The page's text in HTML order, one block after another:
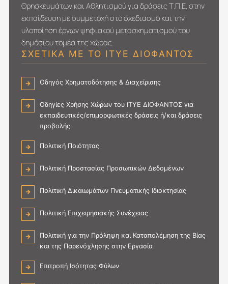
Θρησκευμάτων και Αθλητισμού για δράσεις Τ.Π.Ε. στην
εκπαίδευση με συμμετοχή στο σχεδιασμό και την
υλοποίηση έργων ψηφιακού μετασχηματι­σμού του
δημόσιου τομέα της χώρας.
ΣΧΕΤΙΚΑ ΜΕ ΤΟ ΙΤΥΕ ΔΙΟΦΑΝΤΟΣ
Οδηγός Χρηματοδότησης & Διαχείρισης
Οδηγίες Χρήσης Χώρων του ΙΤΥΕ ΔΙΟΦΑΝΤΟΣ για
εκπαιδευτικές/επιμορφωτικές δράσεις ή/και δράσεις
προβολής
Πολιτική Ποιότητας
Πολιτική Προστασίας Προσωπικών Δεδομένων
Πολιτική Δικαιωμάτων Πνευματικής Ιδιοκτησίας
Πολιτική Επιχειρησιακής Συνέχειας
Πολιτική για την Πρόληψη και Καταπολέμηση της Βίας
και της Παρενόχλησης στην Εργασία
Επιτροπή Ισότητας Φύλων